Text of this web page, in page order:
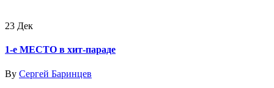
23 Дек
1-е МЕСТО в хит-параде
By Сергей Баринцев